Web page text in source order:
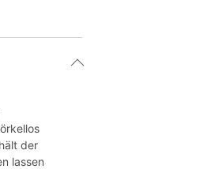
der
lassen